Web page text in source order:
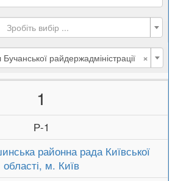
Зробіть вибір ...
×
Бучанської райдержадміністрації
1
Р-1
районна рада Київської
області, м. Київ